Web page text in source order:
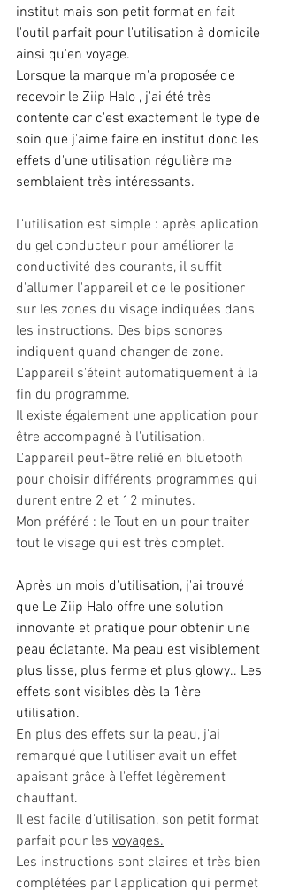
institut mais son petit format en fait
l'outil parfait pour l'utilisation à domicile
ainsi qu'en voyage.
Lorsque la marque m'a proposée de
recevoir le Ziip Halo , j'ai été très
contente car c'est exactement le type de
soin que j'aime faire en institut donc les
effets d'une utilisation régulière me
semblaient très intéressants.
L'utilisation est simple : après aplication
du gel conducteur pour améliorer la
conductivité des courants, il suffit
d'allumer l'appareil et de le positioner
sur les zones du visage indiquées dans
les instructions. Des bips sonores
indiquent quand changer de zone.
L'appareil s'éteint automatiquement à la
fin du programme.
Il existe également une application pour
être accompagné à l'utilisation.
L'appareil peut-être relié en bluetooth
pour choisir différents programmes qui
durent entre 2 et 12 minutes.
Mon préféré : le Tout en un pour traiter
tout le visage qui est très complet.
Après un mois d'utilisation, j'ai trouvé
que Le Ziip Halo offre une solution
innovante et pratique pour obtenir une
peau éclatante. Ma peau est visiblement
plus lisse, plus ferme et plus glowy.. Les
effets sont visibles dès la 1ère
utilisation.
En plus des effets sur la peau, j'ai
remarqué que l'utiliser avait un effet
apaisant grâce à l'effet légèrement
chauffant.
Il est facile d'utilisation, son petit format
parfait pour les voyages.
Les instructions sont claires et très bien
complétées par l'application qui permet